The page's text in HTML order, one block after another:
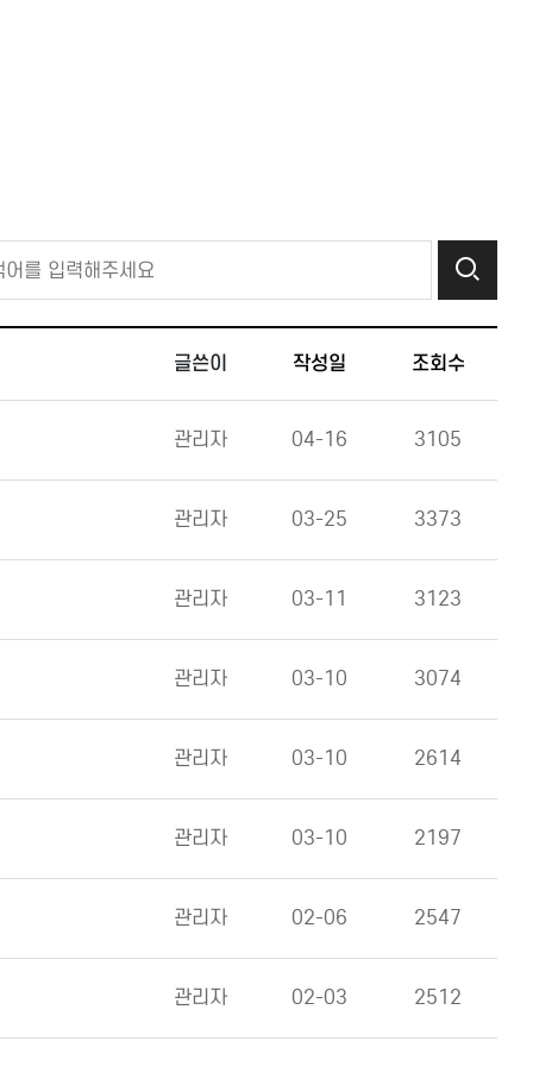
글쓴이 작성일 조회수
관리자 04-16 3105
관리자 03-25 3373
관리자 03-11 3123
관리자 03-10 3074
관리자 03-10 2614
관리자 03-10 2197
관리자 02-06 2547
관리자 02-03 2512